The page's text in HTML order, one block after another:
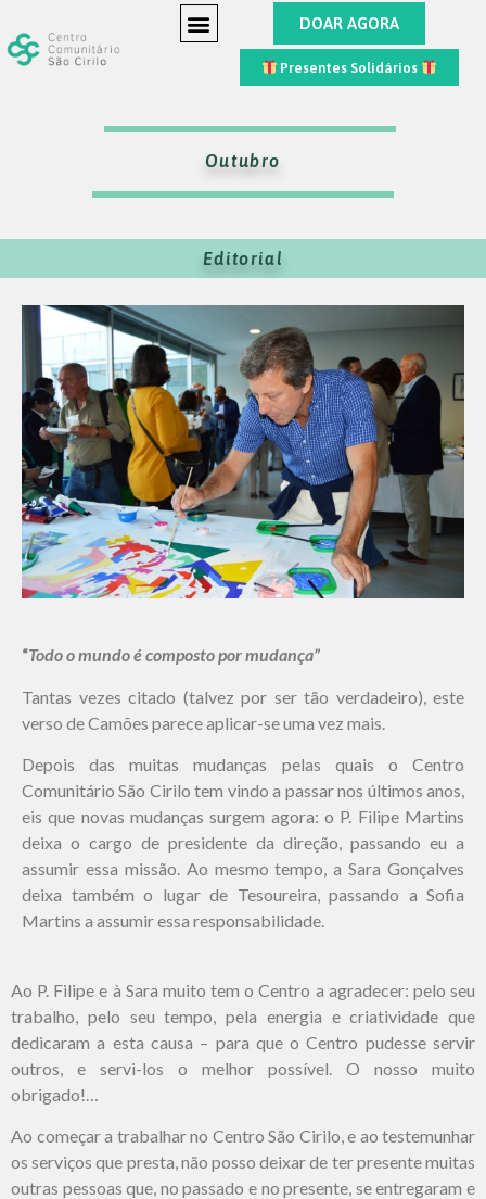
DOAR AGORA
Presentes Solidários
Outubro
Editorial
“Todo o mundoécomposto por mudança”
Tantas vezes citado (talvez por ser tão verdadeiro), este
verso de Camões parece aplicar-se uma vez mais.
Depois das muitas mudanças pelas quais o Centro
Comunitário São Cirilo tem vindo a passar nos últimos anos,
eis que novas mudanças surgem agora: o P. Filipe Martins
deixa o cargo de presidente da direção, passando eu a
assumir essa missão. Ao mesmo tempo, a Sara Gonçalves
deixa também o lugar de Tesoureira, passando a Sofia
Martins a assumir essa responsabilidade.
Ao P. Filipe e à Sara muito tem o Centro a agradecer: pelo seu
trabalho, pelo seu tempo, pela energia e criatividade que
dedicaram a esta causa – para que o Centro pudesse servir
outros, e servi-los o melhor possível. O nosso muito
obrigado!…
Ao começar a trabalhar no Centro São Cirilo, e ao testemunhar
os serviços que presta, não posso deixar de ter presente muitas
outras pessoas que, no passado e no presente, se entregaram e